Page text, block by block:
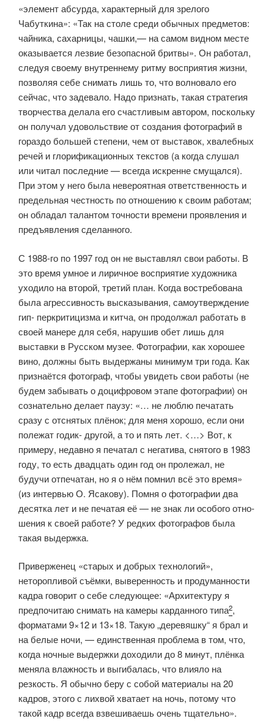
«элемент абсурда, характерный для зрелого
Чабуткина»: «Так на столе среди обычных предметов:
чайника, сахарницы, чашки,— на самом видном месте
оказывается лезвие безопасной бритвы». Он рабо­тал,
следуя своему внутреннему ритму восприятия жизни,
позволяя себе снимать лишь то, что волновало его
сейчас, что задевало. Надо признать, такая стратегия
творчества делала его счастливым автором, поскольку
он получал удовольствие от создания фотографий в
гораздо большей сте­пени, чем от выставок, хвалебных
речей и глорификационных текстов (а когда слушал
или читал последние — всегда искренне смущался).
При этом у него была невероятная ответственность и
предельная честность по отношению к своим работам;
он обладал талантом точности времени проявления и
предъявления сделанного.
С 1988-го по 1997 год он не выставлял свои работы. В
это время умное и лиричное восприятие художника
уходило на второй, третий план. Когда востребована
была агрессивность высказывания, самоутверждение
гип- перкритицизма и китча, он продолжал работать в
своей манере для себя, нарушив обет лишь для
выставки в Русском музее. Фотографии, как хоро­шее
вино, должны быть выдержаны минимум три года. Как
признаётся фотограф, чтобы увидеть свои работы (не
будем забывать о доцифровом этапе фотографии) он
сознательно делает паузу: «… не люблю печа­тать
сразу с отснятых плёнок; для меня хорошо, если они
полежат годик- другой, а то и пять лет. <…> Вот, к
примеру, недавно я печатал с негатива, снятого в 1983
году, то есть двадцать один год он пролежал, не
будучи отпе­чатан, но я о нём помнил всё это время»
(из интервью О. Ясакову). Помня о фотографии два
десятка лет и не печатая её — не знак ли особого отно­
шения к своей работе? У редких фотографов была
такая выдержка.
Приверженец «старых и добрых технологий»,
неторопливой съёмки, выверенность и продуманности
кадра говорит о себе следующее: «Архитектуру я
предпочитаю снимать на камеры карданного типа2,
форматами 9×12 и 13×18. Такую „деревяшку“ я брал и
на белые ночи, — единственная проблема в том, что,
когда ночные выдержки доходили до 8 минут, плёнка
меняла влажность и выгибалась, что влияло на
резкость. Я обычно беру с собой материалы на 20
кадров, этого с лихвой хватает на ночь, потому что
такой кадр всегда взвешиваешь очень тщательно».